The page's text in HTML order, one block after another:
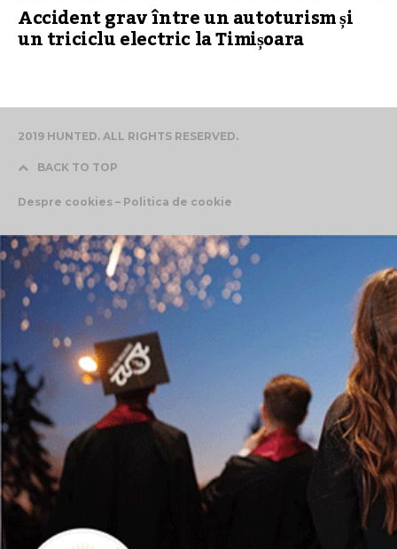
Accident grav între un autoturism și
un triciclu electric la Timișoara
2019 HUNTED. ALL RIGHTS RESERVED.
BACK TO TOP
Despre cookies – Politica de cookie